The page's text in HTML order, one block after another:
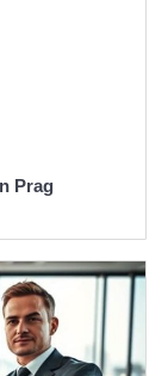
Prag